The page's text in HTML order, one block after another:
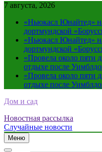
7 августа, 2026
«Ньюкасл Юнайтед»
дортмундской
«Ньюкасл Юнайтед»
дортмундской
«Провела около пяти
отдыхе после
«Провела около пяти
отдыхе после
Дом и сад
Новостная рассылка
Случайные новости
Меню